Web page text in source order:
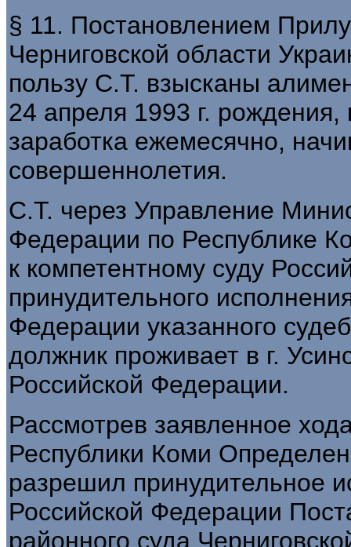
§ 11. Постановлением
Черниговской области
пользу С.Т. взысканы
24 апреля 1993 г.
заработка ежемесячно,
совершеннолетия.
С.Т. через Управление
Федерации по Республике
к компетентному суду
принудительного
Федерации указанного
должник проживает в г.
Российской Федерации.
Рассмотрев заявленное
Республики Коми
разрешил принудительное
Российской Федерации
районного суда